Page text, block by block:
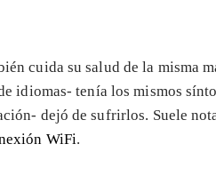
cuida su salud de la misma
idiomas- tenía los mismos
dejó de sufrirlos. Suele
WiFi.